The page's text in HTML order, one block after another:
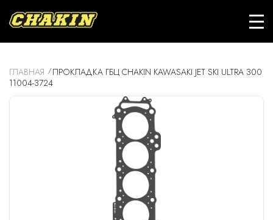
ГЛАВНАЯ
ПРОКЛАДКА ГБЦ CHAKIN KAWASAKI JET SKI ULTRA 300
11004-3724